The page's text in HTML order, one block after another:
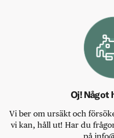
Oj! Något
Vi ber om ursäkt och
vi kan, håll ut! Har du